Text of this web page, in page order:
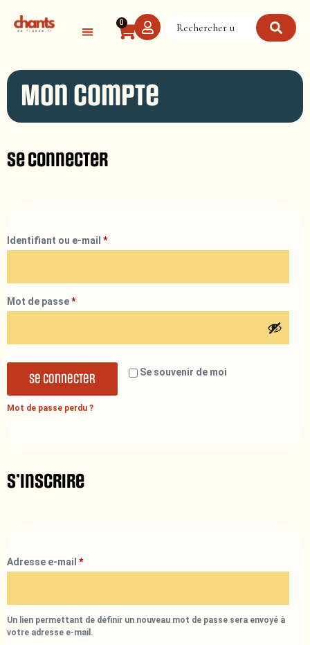
0
Mon compte
Se connecter
Identifiant ou e-mail *
Mot de passe*
Se souvenir de moi
Se connecter
Mot de passe perdu ?
S’inscrire
Adresse e-mail *
Un lien permettant de définir un nouveau mot de passe sera envoyé à
votre adresse e-mail.